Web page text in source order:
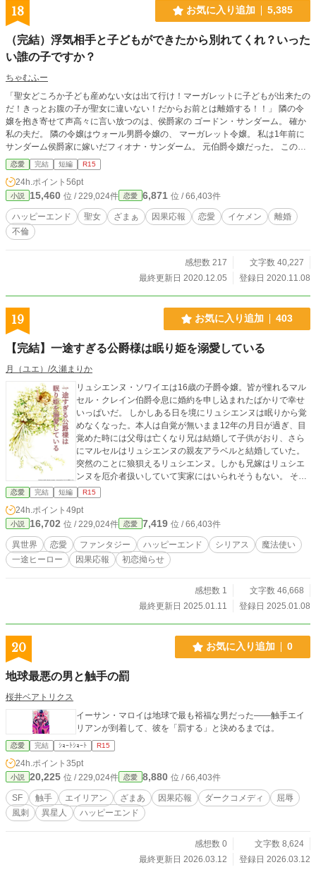
18 お気に入り追加 5,385
（完結）浮気相手と子どもができたから別れてくれ？いった
い誰の子ですか？
ちゃむふー
「聖女どころか子ども産めない女は出て行け！マーガレットに子どもが出来たの
だ！きっとお腹の子が聖女に違いない！だからお前とは離婚する！！」 隣の令
嬢を抱き寄せて声高々に言い放つのは、侯爵家の ゴードン・サンダーム。 確か
私の夫だ。 隣の令嬢はウォール男爵令嬢の、 マーガレット令嬢。 私は1年前に
サンダーム侯爵家に嫁いだフィオナ・サンダーム。 元伯爵令嬢だった。 この国
では、治癒能力を持つ聖女が3人いる。 不思議な事に、1人聖女が死んでしまう
と、程なくして1人聖女が産まれるのだ。 数ヶ月前に、1人の聖女が死んだ。 聖
女が産まれたら、その聖女と両親は手厚く扱われる。 その為、国中が自分が聖
女を産むのだと躍起になっていた。 聖女は産まれてすぐ分かる。額に十字の印
が刻まれているからだ。 特に公爵家や侯爵家は、王族とお近づきになりたい
為。この聖女を欲していた。 1年前に結婚した私達の間には子どもはできなかっ
た。 そのためこんな事を言ってきたのだろう…。 でも…。 その浮気相手のお腹
恋愛 完結 短編 R15
24h.ポイント 56pt
小説 15,460 位 / 229,024件 恋愛 6,871 位 / 66,403件
ハッピーエンド 聖女 ざまぁ 因果応報 恋愛 イケメン
離婚
不倫
感想数 217
文字数 40,227
最終更新日 2020.12.05
登録日 2020.11.08
19 お気に入り追加 403
【完結】一途すぎる公爵様は眠り姫を溺愛している
月（ユエ）/久瀬まりか
リュシエンヌ・ソワイエは16歳の子爵令嬢。皆が憧れるマル
セル・クレイン伯爵令息に婚約を申し込まれたばかりで幸せ
いっぱいだ。 しかしある日を境にリュシエンヌは眠りから覚
めなくなった。本人は自覚が無いまま12年の月日が過ぎ、目
覚めた時には父母は亡くなり兄は結婚して子供がおり、さら
にマルセルはリュシエンヌの親友アラベルと結婚していた。
突然のことに狼狽えるリュシエンヌ。しかも兄嫁はリュシエ
ンヌを厄介者扱いしていて実家にはいられそうもない。 そん
な彼女に手を差し伸べたのは、若きヴォルテーヌ公爵レオン
だった……。 『残念な顔だとバカにされていた私が隣国の王
子様に見初められました』『結婚前日に友人と入れ替わって
しまった……！』に出てくる魔法大臣ゼインシリーズです。
表紙は「簡単表紙メーカー2」で作成しました。
恋愛 完結 短編 R15
24h.ポイント 49pt
小説 16,702 位 / 229,024件 恋愛 7,419 位 / 66,403件
異世界 恋愛 ファンタジー ハッピーエンド シリアス
魔法使い
一途ヒーロー
因果応報 初恋拗らせ
感想数 1
文字数 46,668
最終更新日 2025.01.11
登録日 2025.01.08
20 お気に入り追加 0
地球最悪の男と触手の罰
桜井ベアトリクス
イーサン・マロイは地球で最も裕福な男だった——触手エイ
リアンが到着して、彼を「罰する」と決めるまでは。
恋愛 完結 ｼｮｰﾄｼｮｰﾄ R15
24h.ポイント 35pt
小説 20,225 位 / 229,024件 恋愛 8,880 位 / 66,403件
SF 触手 エイリアン ざまあ 因果応報 ダークコメディ
屈辱
風刺
異星人 ハッピーエンド
感想数 0
文字数 8,624
最終更新日 2026.03.12
登録日 2026.03.12